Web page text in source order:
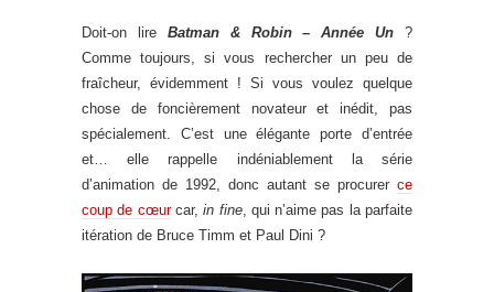
Doit-on lire Batman & Robin – Année Un ?
Comme toujours, si vous rechercher un peu de
fraîcheur, évidemment ! Si vous voulez quelque
chose de foncièrement novateur et inédit, pas
spécialement. C’est une élégante porte d’entrée
et… elle rappelle indéniablement la série
d’animation de 1992, donc autant se procurer ce
coup de cœurcar,in fine, qui n’aime pas la parfaite
itération de Bruce Timm et Paul Dini ?